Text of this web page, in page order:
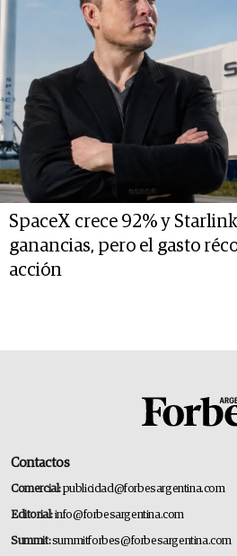
SpaceX crece 92% y
ganancias, pero el gasto
acción
Contactos
Comercial:publicidad@forbesargentina.com
Editorial:info@forbesargentina.com
Summit:summitforbes@forbesargentina.com